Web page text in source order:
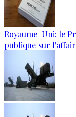
Royaume-Uni: le
publique sur